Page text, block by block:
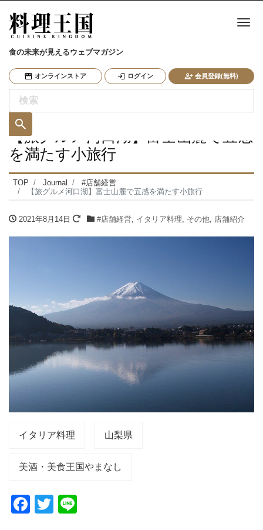
食の未来が見えるウェブマガジン
オンラインストア ログイン 会員登録(無料)
ナ
【旅グルメ河口湖】富士山麓で五感
を満たす小旅行
TOP Journal
#店舗経営
【旅グルメ河口湖】富士山麓で五感を満たす小旅行
2021年8月14日 #店舗経営, イタリア料理, その他, 店舗紹介
イタリア料理 山梨県
美酒・美食王国やまなし
F
T